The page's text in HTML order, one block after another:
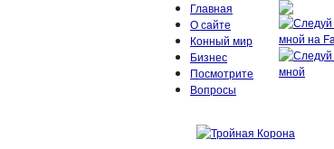
Главная
О сайте
Конный мир
Бизнес
Посмотрите
Вопросы